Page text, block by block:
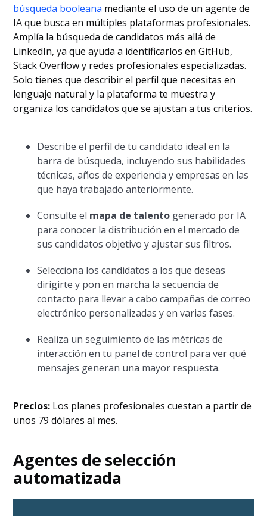
búsqueda booleana mediante el uso de un agente de
IA que busca en múltiples plataformas profesionales.
Amplía la búsqueda de candidatos más allá de
LinkedIn, ya que ayuda a identificarlos en GitHub,
Stack Overflow y redes profesionales especializadas.
Solo tienes que describir el perfil que necesitas en
lenguaje natural y la plataforma te muestra y
organiza los candidatos que se ajustan a tus criterios.
Describe el perfil de tu candidato ideal en la
barra de búsqueda, incluyendo sus habilidades
técnicas, años de experiencia y empresas en las
que haya trabajado anteriormente.
Consulte el mapa de talento generado por IA
para conocer la distribución en el mercado de
sus candidatos objetivo y ajustar sus filtros.
Selecciona los candidatos a los que deseas
dirigirte y pon en marcha la secuencia de
contacto para llevar a cabo campañas de correo
electrónico personalizadas y en varias fases.
Realiza un seguimiento de las métricas de
interacción en tu panel de control para ver qué
mensajes generan una mayor respuesta.
Precios: Los planes profesionales cuestan a partir de
unos 79 dólares al mes.
Agentes de selección
automatizada